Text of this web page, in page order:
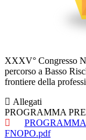
XXXV° Congresso
percorso a Basso
frontiere della
Allegati
PROGRAMMA
FNOPO.pdf